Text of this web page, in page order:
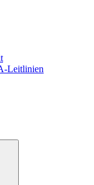
Leitlinien